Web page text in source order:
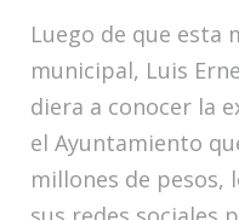
Luego de que esta
municipal, Luis
diera a conocer la
el Ayuntamiento
millones de pesos,